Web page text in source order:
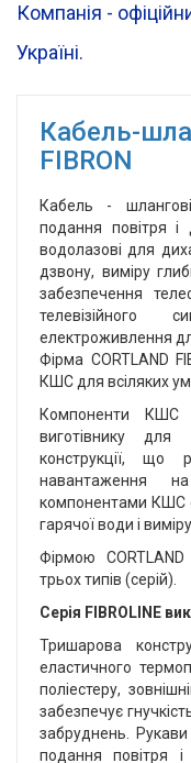
Компанія -
Україні.
Кабель-
FIBRON
Кабель -
подання повітря
водолазові для
дзвону, виміру
забезпечення
електроживлення
Фірма CORTLAND
КШС для всіляких
Компоненти КШС
виготівнику для
конструкції, що
навантаження
компонентами КШС
гарячої води і
Фірмою
трьох типів (серій).
Серія FIBROLINE
Тришарова
еластичного
поліестеру,
забезпечує
забруднень. Рукави
подання повітря